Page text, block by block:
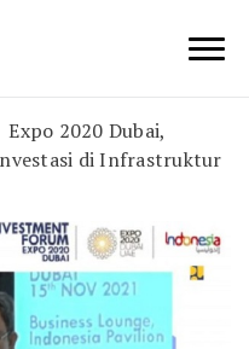
Expo 2020 Dubai,
di Infrastruktur